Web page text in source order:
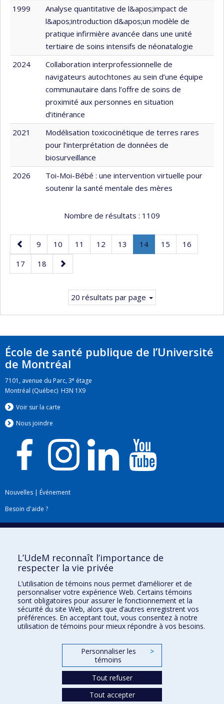
1999
Analyse quantitative de l&apos;impact de
l&apos;introduction d&apos;un modèle de
pratique infirmière avancée dans une unité
tertiaire de soins intensifs de néonatalogie
2024
Collaboration interprofessionnelle de
navigateurs autochtones au sein d’une équipe
communautaire dans l’offre de soins de
proximité aux personnes en situation
d’itinérance
2021
Modélisation toxicocinétique de terres rares
pour l’interprétation de données de
biosurveillance
2026
Toi-Moi-Bébé : une intervention virtuelle pour
soutenir la santé mentale des mères
Nombre de résultats : 1109
Page
précédente
Page
9 Page
10 Page
11 Page
12 Page
13 Page
14.
Page
Page
15 Page
16
Page
17 Page
18
Page
suivante
20 résultats par page
École de santé publique de l’Université
de Montréal
7101, avenue du Parc, 3e étage
Montréal (Québec) H3N 1X9
Voir sur la carte
Nous joindre
Nouvelles | Événement
Besoin d'aide ?
Plan du site|Accessibilité
Téléchargez les logos de l'ESPUM
L’UdeM reconnaît l’importance de
respecter la vie privée
L’utilisation de témoins nous permet d’améliorer et de
personnaliser votre expérience Web. Certains témoins
sont obligatoires pour assurer le fonctionnement et la
sécurité du site Web, alors que d’autres enregistrent vos
préférences. En acceptant tout, vous consentez à notre
utilisation de témoins pour mieux répondre à vos besoins.
Personnaliser les
témoins
>
Tout refuser
Tout accepter